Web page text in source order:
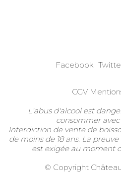
Facebook
CGV
L'abus d'alcool est
consommer
Interdiction de vente de
de moins de 18 ans. La
est exigée au moment
© Copyright